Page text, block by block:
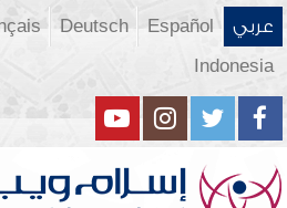
عربي Español
Deutsch
Indonesia